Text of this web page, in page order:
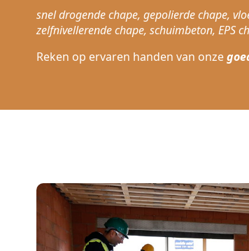
snel drogende chape, gepolierde chape,
zelfnivellerende chape, schuimbeton, EPS
Reken op ervaren handen van onze